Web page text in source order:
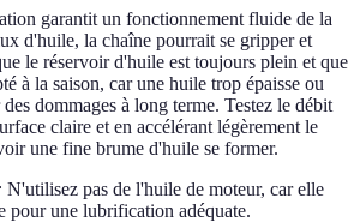
garantit un fonctionnement fluide de la
d'huile, la chaîne pourrait se gripper et
le réservoir d'huile est toujours plein et que
à la saison, car une huile trop épaisse ou
dommages à long terme. Testez le débit
claire et en accélérant légèrement le
une fine brume d'huile se former.
N'utilisez pas de l'huile de moteur, car elle
pour une lubrification adéquate.